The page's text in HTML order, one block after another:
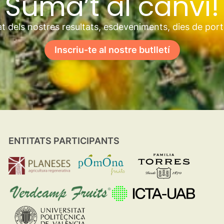
dels nostres resultats, esdeveniments, dies de
Inscriu-te al nostre butlletí
ENTITATS PARTICIPANTS